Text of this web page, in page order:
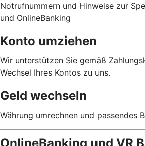
Notrufnummern und Hinweise zur
und OnlineBanking
Konto umziehen
Wir unterstützen Sie gemäß
Wechsel Ihres Kontos zu uns.
Geld wechseln
Währung umrechnen und passendes